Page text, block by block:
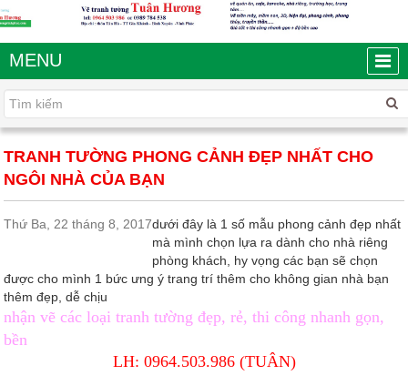
MENU
TRANH TƯỜNG PHONG CẢNH ĐẸP NHẤT CHO
NGÔI NHÀ CỦA BẠN
Thứ Ba, 22 tháng 8, 2017dưới đây là 1 số mẫu phong cảnh đẹp nhất
mà mình chọn lựa ra dành cho nhà riêng
phòng khách, hy vọng các bạn sẽ chọn
được cho mình 1 bức ưng ý trang trí thêm cho không gian nhà bạn
thêm đẹp, dễ chịu
nhận vẽ các loại tranh tường đẹp, rẻ, thi công nhanh gọn,
bền
LH: 0964.503.986 (TUÂN)